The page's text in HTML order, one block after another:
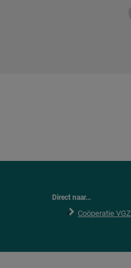
Direct naar...
Coöperatie VGZ